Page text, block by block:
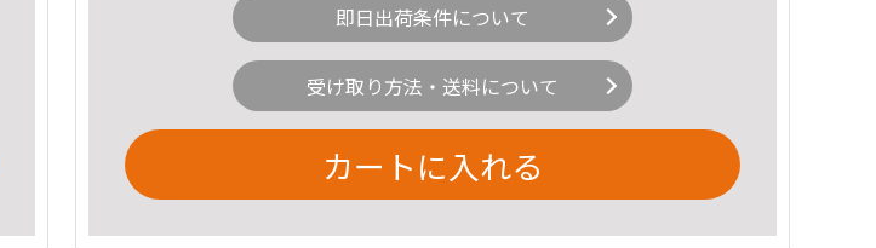
即日出荷条件について
受け取り方法・送料について
カートに入れる